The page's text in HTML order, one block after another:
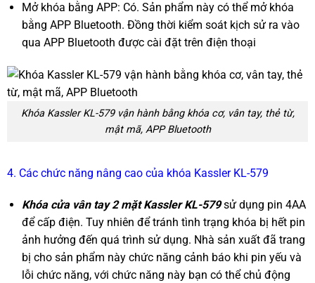
Mở khóa bằng APP: Có. Sản phẩm này có thể mở khóa
bằng APP Bluetooth. Đồng thời kiểm soát kịch sử ra vào
qua APP Bluetooth được cài đặt trên điện thoại
Khóa Kassler KL-579 vận hành bằng khóa cơ, vân tay, thẻ từ,
mật mã, APP Bluetooth
4. Các chức năng nâng cao của khóa Kassler KL-579
Khóa cửa vân tay 2 mặt Kassler KL-579sử dụng pin 4AA
để cấp điện. Tuy nhiên để tránh tình trạng khóa bị hết pin
ảnh hưởng đến quá trình sử dụng. Nhà sản xuất đã trang
bị cho sản phẩm này chức năng cảnh báo khi pin yếu và
lỗi chức năng, với chức năng này bạn có thể chủ động